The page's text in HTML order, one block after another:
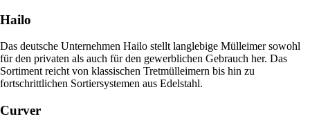
Hailo
Das deutsche Unternehmen Hailo stellt langlebige Mülleimer sowohl
für den privaten als auch für den gewerblichen Gebrauch her. Das
Sortiment reicht von klassischen Tretmülleimern bis hin zu
fortschrittlichen Sortiersystemen aus Edelstahl.
Curver